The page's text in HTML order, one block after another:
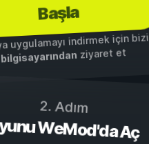
Başla
uygulamayı indirmek için bizi
bilgisayarından ziyaret et
2. Adım
WeMod'da Aç